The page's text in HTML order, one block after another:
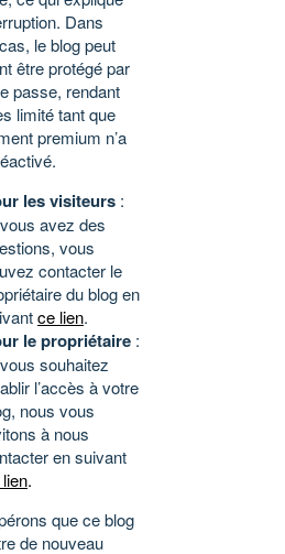
Dans
le blog peut
être protégé par
passe, rendant
limité tant que
premium n’a
les visiteurs :
avez des
vous
contacter le
du blog en
ce lien.
le propriétaire :
souhaitez
l’accès à votre
nous vous
à nous
en suivant
.
que ce blog
de nouveau